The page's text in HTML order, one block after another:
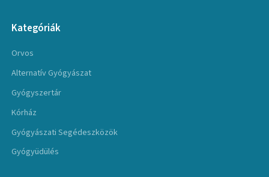
Kategóriák
Orvos
Alternatív Gyógyászat
Gyógyszertár
Kórház
Gyógyászati Segédeszközök
Gyógyüdülés